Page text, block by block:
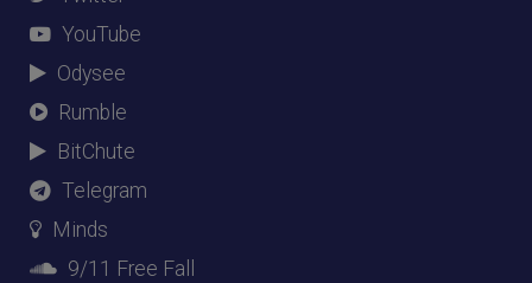
YouTube
Odysee
Rumble
BitChute
Telegram
Minds
9/11 Free Fall